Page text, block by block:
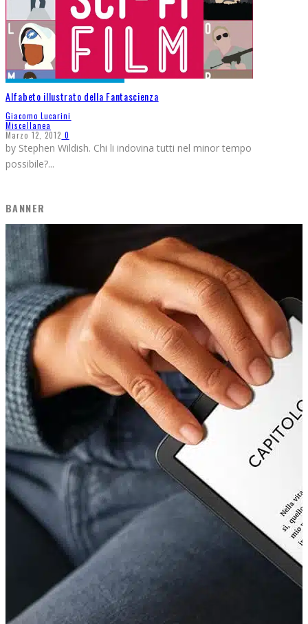
Alfabeto illustrato della Fantascienza
Giacomo Lucarini
Miscellanea
Marzo 12, 2012 0
by Stephen Wildish. Chi li indovina tutti nel minor tempo
possibile?...
BANNER